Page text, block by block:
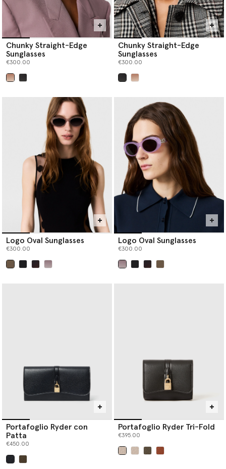
Chunky Straight-Edge
Sunglasses
€300.00
Chunky Straight-Edge
Sunglasses
€300.00
Logo Oval Sunglasses
€300.00
Logo Oval Sunglasses
€300.00
Portafoglio Ryder con
Patta
€450.00
Portafoglio Ryder Tri-Fold
€395.00